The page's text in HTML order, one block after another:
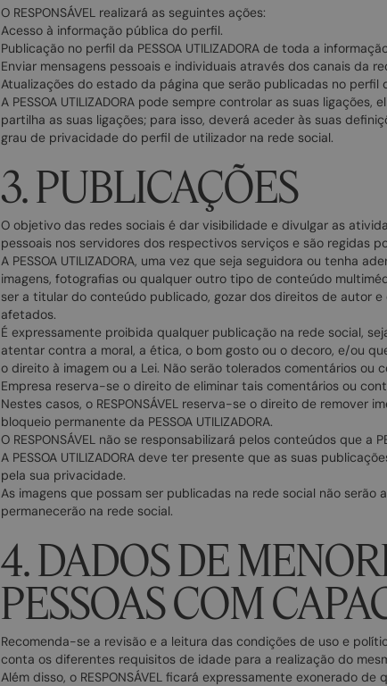
O RESPONSÁVEL realizará as seguintes ações:
Acesso à informação pública do perfil.
Publicação no perfil da PESSOA UTILIZADORA de toda a
Enviar mensagens pessoais e individuais através dos canais da
Atualizações do estado da página que serão publicadas no perfil da
A PESSOA UTILIZADORA pode sempre controlar as suas
partilha as suas ligações; para isso, deverá aceder às suas
grau de privacidade do perfil de utilizador na rede social.
3. PUBLICAÇÕES
O objetivo das redes sociais é dar visibilidade e divulgar as
pessoais nos servidores dos respectivos serviços e são regidas
A PESSOA UTILIZADORA, uma vez que seja seguidora ou tenha
imagens, fotografias ou qualquer outro tipo de conteúdo
ser a titular do conteúdo publicado, gozar dos direitos de autor
afetados.
É expressamente proibida qualquer publicação na rede social,
atentar contra a moral, a ética, o bom gosto ou o decoro, e/ou
o direito à imagem ou a Lei. Não serão tolerados comentários
Empresa reserva-se o direito de eliminar tais comentários ou
Nestes casos, o RESPONSÁVEL reserva-se o direito de
bloqueio permanente da PESSOA UTILIZADORA.
O RESPONSÁVEL não se responsabilizará pelos conteúdos que a
A PESSOA UTILIZADORA deve ter presente que as suas
pela sua privacidade.
As imagens que possam ser publicadas na rede social não serão
permanecerão na rede social.
4. DADOS DE
PESSOAS COM
Recomenda-se a revisão e a leitura das condições de uso e
conta os diferentes requisitos de idade para a realização do
Além disso, o RESPONSÁVEL ficará expressamente exonerado